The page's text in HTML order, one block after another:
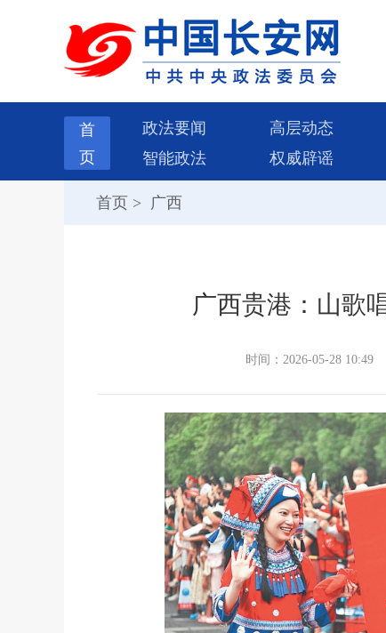
首
页
政法要闻 高层动态
智能政法
权威辟谣
首页 > 广西
广西贵港：山歌
时间：2026-05-28 10:49